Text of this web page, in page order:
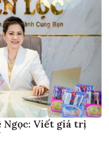
Ngọc: Viết giá trị